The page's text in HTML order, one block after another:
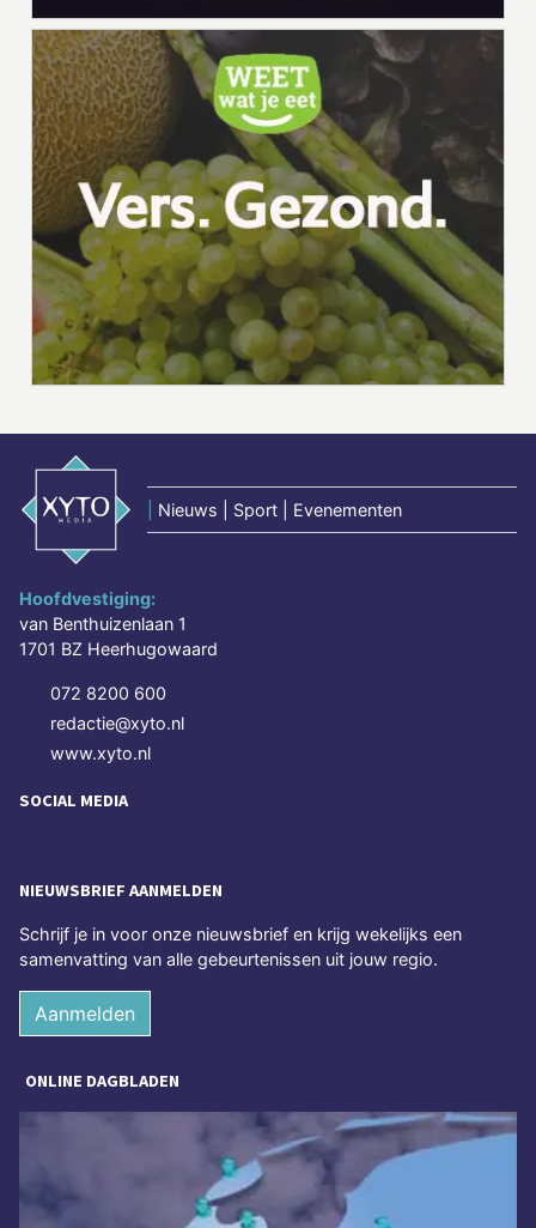
Nieuws | Sport | Evenementen
Hoofdvestiging:
van Benthuizenlaan 1
1701 BZ Heerhugowaard
072 8200 600
redactie@xyto.nl
www.xyto.nl
SOCIAL MEDIA
NIEUWSBRIEF AANMELDEN
Schrijf je in voor onze nieuwsbrief en krijg wekelijks een
samenvatting van alle gebeurtenissen uit jouw regio.
Aanmelden
ONLINE DAGBLADEN